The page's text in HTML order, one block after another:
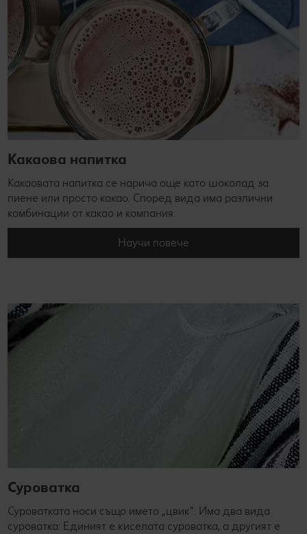
Какаова напитка
Какаовата напитка се нарича още като шоколад за
пиене или просто какао. Според вида има различни
комбинации от какао и компания.
Научи повече
Суроватка
Суроватката носи също името „цвик“. Има два вида
суроватка: Единият е киселата суроватка, а другият е